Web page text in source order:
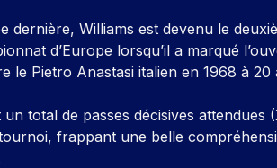
dernière, Williams est devenu le
d’Europe lorsqu’il a marqué
le Pietro Anastasi italien en 1968 à
un total de passes décisives
frappant une belle